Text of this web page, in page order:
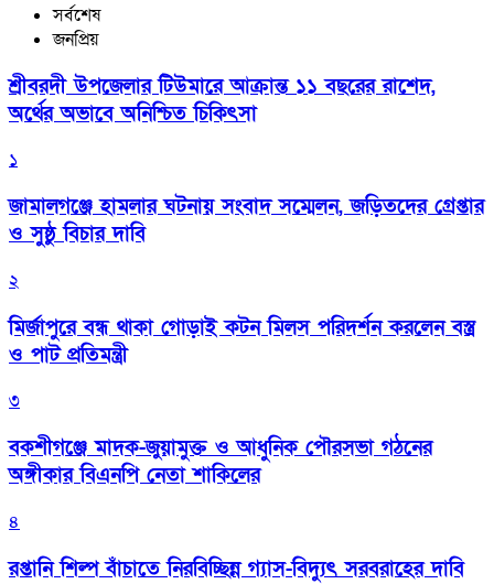
সর্বশেষ
জনপ্রিয়
শ্রীবরদী উপজেলার টিউমারে আক্রান্ত ১১ বছরের রাশেদ,
অর্থের অভাবে অনিশ্চিত চিকিৎসা
১
জামালগঞ্জে হামলার ঘটনায় সংবাদ সম্মেলন, জড়িতদের গ্রেপ্তার
ও সুষ্ঠু বিচার দাবি
২
মির্জাপুরে বন্ধ থাকা গোড়াই কটন মিলস পরিদর্শন করলেন বস্ত্র
ও পাট প্রতিমন্ত্রী
৩
বকশীগঞ্জে মাদক-জুয়ামুক্ত ও আধুনিক পৌরসভা গঠনের
অঙ্গীকার বিএনপি নেতা শাকিলের
৪
রপ্তানি শিল্প বাঁচাতে নিরবিচ্ছিন্ন গ্যাস-বিদ্যুৎ সরবরাহের দাবি